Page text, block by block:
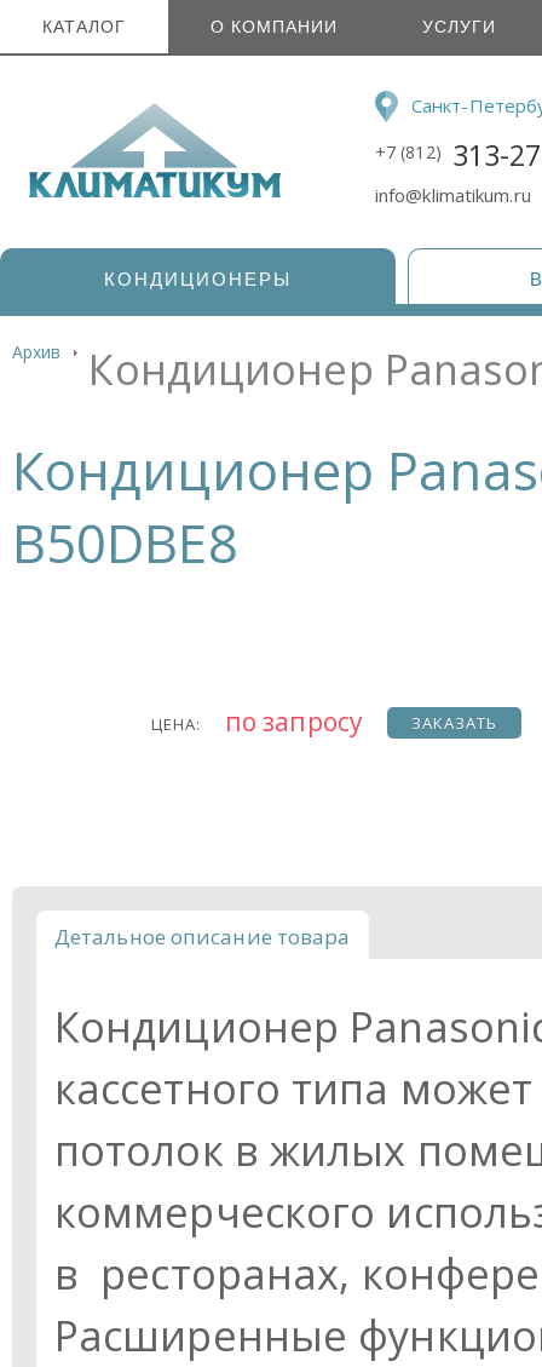
КАТАЛОГ О КОМПАНИИ УСЛУГИ
Санкт-
+7 (812) 313-
info@klimatikum.ru
КОНДИЦИОНЕРЫ
Архив Кондиционер
Кондиционер
B50DBE8
ЦЕНА: по запросу ЗАКАЗАТЬ
Детальное описание товара
Кондиционер
кассетного типа
потолок в жилых
коммерческого
в ресторанах,
Расширенные